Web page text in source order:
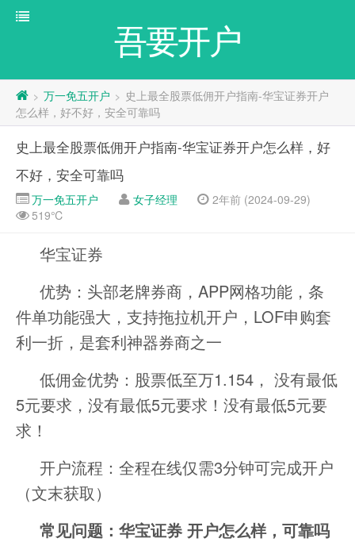
吾要开户
> 万一免五开户 > 史上最全股票低佣开户指南-华宝证券开户
怎么样，好不好，安全可靠吗
史上最全股票低佣开户指南-华宝证券开户怎么样，好
不好，安全可靠吗
万一免五开户 女子经理
2年前 (2024-09-29)
519℃
华宝证券
优势：头部老牌券商，APP网格功能，条
件单功能强大，支持拖拉机开户，LOF申购套
利一折，是套利神器券商之一
低佣金优势：股票低至万1.154， 没有最低
5元要求，没有最低5元要求！没有最低5元要
求！
开户流程：全程在线仅需3分钟可完成开户
（文末获取）
常见问题：华宝证券 开户怎么样，可靠吗